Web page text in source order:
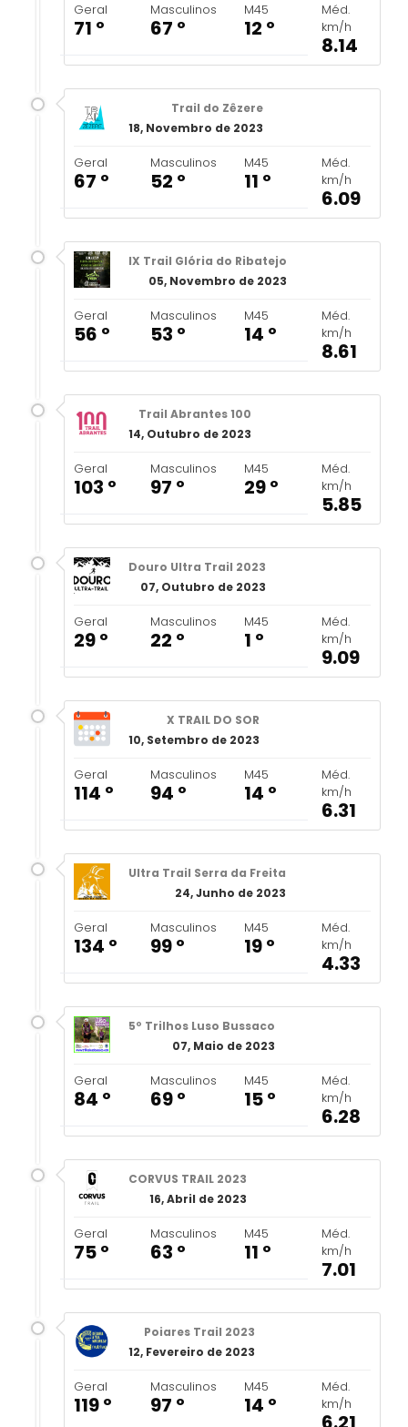
Geral
71 º
Masculinos
67 º
M45
12 º
Méd.
km/h
8.14
Trail do Zêzere
18, Novembro de 2023
Geral
67 º
Masculinos
52 º
M45
11 º
Méd.
km/h
6.09
IX Trail Glória do Ribatejo
05, Novembro de 2023
Geral
56 º
Masculinos
53 º
M45
14 º
Méd.
km/h
8.61
Trail Abrantes 100
14, Outubro de 2023
Geral
103 º
Masculinos
97 º
M45
29 º
Méd.
km/h
5.85
Douro Ultra Trail 2023
07, Outubro de 2023
Geral
29 º
Masculinos
22 º
M45
1 º
Méd.
km/h
9.09
X TRAIL DO SOR
10, Setembro de 2023
Geral
114 º
Masculinos
94 º
M45
14 º
Méd.
km/h
6.31
Ultra Trail Serra da Freita
24, Junho de 2023
Geral
134 º
Masculinos
99 º
M45
19 º
Méd.
km/h
4.33
5º Trilhos Luso Bussaco
07, Maio de 2023
Geral
84 º
Masculinos
69 º
M45
15 º
Méd.
km/h
6.28
CORVUS TRAIL 2023
16, Abril de 2023
Geral
75 º
Masculinos
63 º
M45
11 º
Méd.
km/h
7.01
Poiares Trail 2023
12, Fevereiro de 2023
Geral
119 º
Masculinos
97 º
M45
14 º
Méd.
km/h